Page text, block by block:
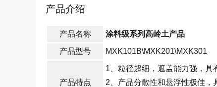
产品介绍
产品名称 涂料级系列高岭土产品
产品型号 MXK101B\MXK201\MXK301
产品特点
1、粒径超细，遮盖能力强，具
2、产品分散性和悬浮性极佳，